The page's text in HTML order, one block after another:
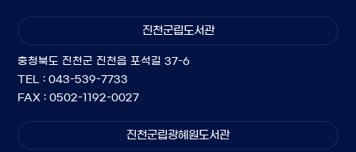
진천군립도서관
충청북도 진천군 진천읍 포석길 37-6
TEL : 043-539-7733
FAX : 0502-1192-0027
진천군립광혜원도서관